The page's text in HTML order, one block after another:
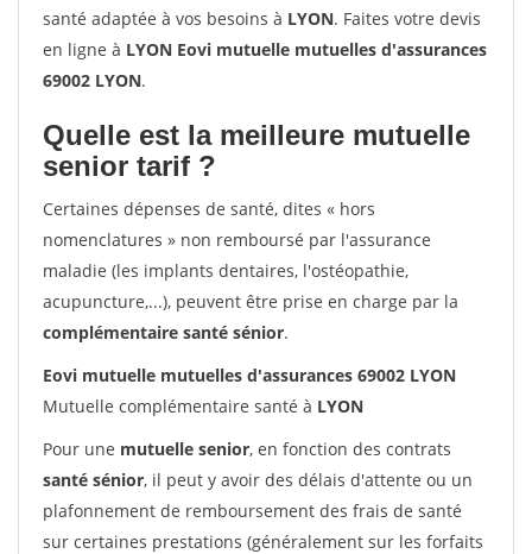
santé adaptée à vos besoins à LYON. Faites votre devis
en ligne à LYON Eovi mutuelle mutuelles d'assurances
69002 LYON.
Quelle est la meilleure mutuelle
senior tarif ?
Certaines dépenses de santé, dites « hors
nomenclatures » non remboursé par l'assurance
maladie (les implants dentaires, l'ostéopathie,
acupuncture,...), peuvent être prise en charge par la
complémentaire santé sénior.
Eovi mutuelle mutuelles d'assurances 69002 LYON
Mutuelle complémentaire santé à LYON
Pour une mutuelle senior, en fonction des contrats
santé sénior, il peut y avoir des délais d'attente ou un
plafonnement de remboursement des frais de santé
sur certaines prestations (généralement sur les forfaits